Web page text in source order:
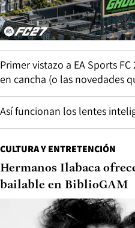
Primer vistazo a EA Sports
en cancha (o las novedades
Así funcionan los lentes
CULTURA Y ENTRETENCIÓN
Hermanos Ilabaca
bailable en BiblioGAM